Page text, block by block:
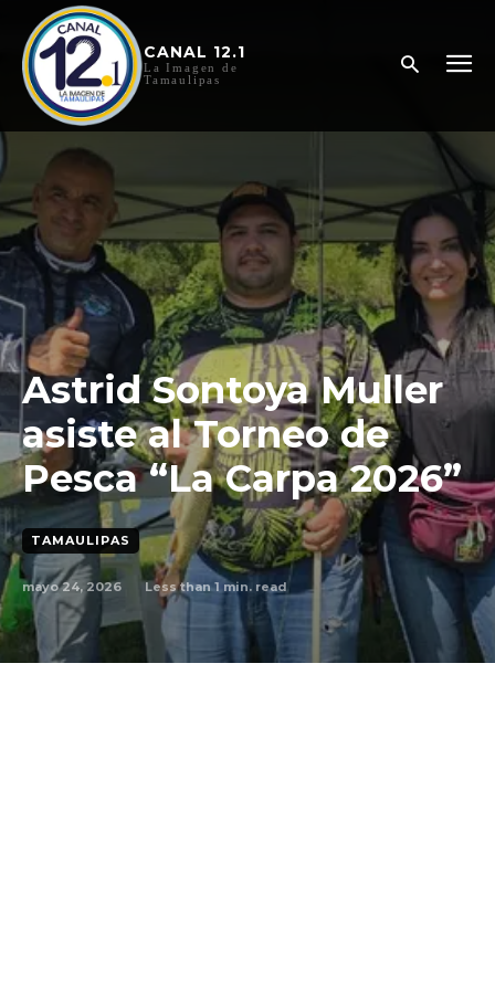
CANAL 12.1
La Imagen de
Tamaulipas
Astrid Sontoya Muller
asiste al Torneo de
Pesca “La Carpa 2026”
TAMAULIPAS
mayo 24, 2026 Less than 1 min. read